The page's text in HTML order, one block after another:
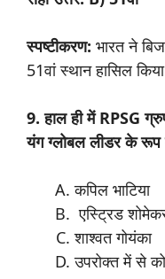
स्पष्टीकरण: भारत ने
51वां स्थान हासिल
9. हाल ही में RPSG
यंग ग्लोबल लीडर के रूप
कपिल भाटिया
एस्ट्रिड
शाश्वत गोयंका
उपरोक्त में से